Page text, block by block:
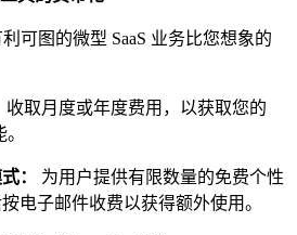
可图的微型 SaaS 业务比您想象的
收取月度或年度费用，以获取您的
：
为用户提供有限数量的免费个性
电子邮件收费以获得额外使用。